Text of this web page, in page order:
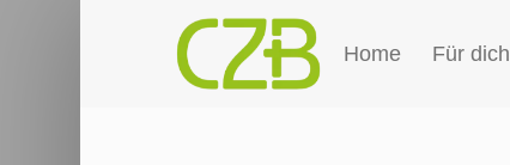
Home Für dich